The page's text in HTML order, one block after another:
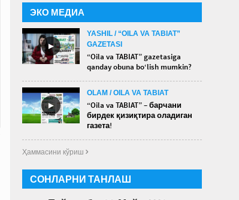
ЭКО МЕДИА
►
YASHIL / “OILA VA TABIAT”
GAZETASI
“Oila va TABIAT” gazetasiga
qanday obuna bo‘lish mumkin?
►
OLAM / OILA VA TABIAT
“Oila va TABIAT” – барчани
бирдек қизиқтира оладиган
газета!
Ҳаммасини кўриш 
СОНЛАРНИ ТАНЛАШ